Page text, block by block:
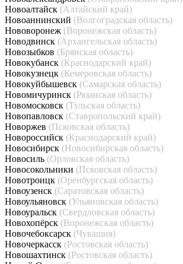
Новоалтайск (Алтайский край)
Новоаннинский (Волгоградская область)
Нововоронеж (Воронежская область)
Новодвинск (Архангельская область)
Новозыбков (Брянская область)
Новокубанск (Краснодарский край)
Новокузнецк (Кемеровская область)
Новокуйбышевск (Самарская область)
Новомичуринск (Рязанская область)
Новомосковск (Тульская область)
Новопавловск (Ставропольский край)
Новоржев (Псковская область)
Новороссийск (Краснодарский край)
Новосибирск (Новосибирская область)
Новосиль (Орловская область)
Новосокольники (Псковская область)
Новотроицк (Оренбургская область)
Новоузенск (Саратовская область)
Новоульяновск (Ульяновская область)
Новоуральск (Свердловская область)
Новохопёрск (Воронежская область)
Новочебоксарск (Чувашия)
Новочеркасск (Ростовская область)
Новошахтинск (Ростовская область)